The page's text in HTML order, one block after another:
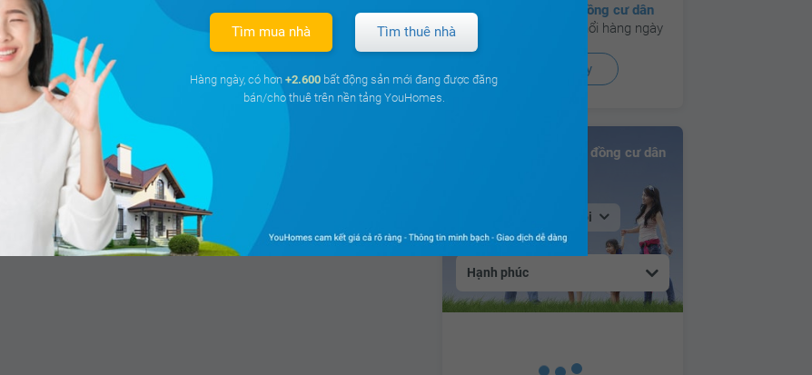
Có hơn
130 cộng đồng cư dân
đang hoạt động sôi nổi hàng ngày
Xem ngay
Bảng xếp hạng Cộng đồng cư dân
Tại Hà Nội
Hạnh phúc
Tìm mua nhà Tìm thuê nhà
Hàng ngày, có hơn +2.600 bất động sản mới đang được đăng
bán/cho thuê trên nền tảng YouHomes.